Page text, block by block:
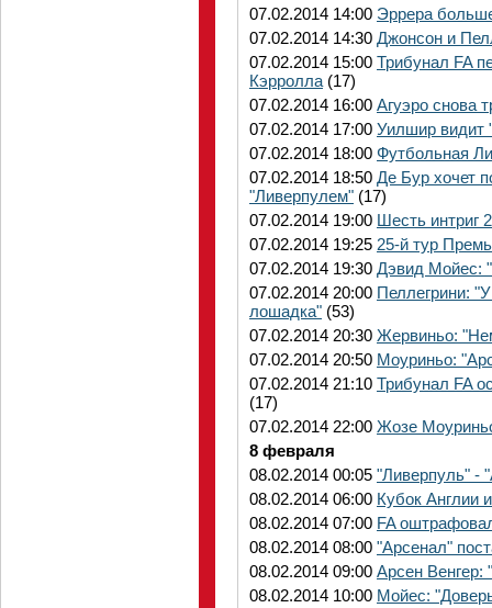
07.02.2014 14:00 Эррера
07.02.2014 14:30 Джонсон и
07.02.2014 15:00 Трибунал FA
Кэрролла (17)
07.02.2014 16:00 Агуэро снова
07.02.2014 17:00 Уилшир видит
07.02.2014 18:00 Футбольная
07.02.2014 18:50 Де Бур хочет
"Ливерпулем" (17)
07.02.2014 19:00 Шесть интриг
07.02.2014 19:25 25-й тур
07.02.2014 19:30 Дэвид Мойес:
07.02.2014 20:00 Пеллегрини:
лошадка" (53)
07.02.2014 20:30 Жервиньо:
07.02.2014 20:50 Моуриньо:
07.02.2014 21:10 Трибунал FA
(17)
07.02.2014 22:00 Жозе
8 февраля
08.02.2014 00:05 "Ливерпуль" -
08.02.2014 06:00 Кубок Англии
08.02.2014 07:00 FA
08.02.2014 08:00 "Арсенал"
08.02.2014 09:00 Арсен Венгер:
08.02.2014 10:00 Мойес: